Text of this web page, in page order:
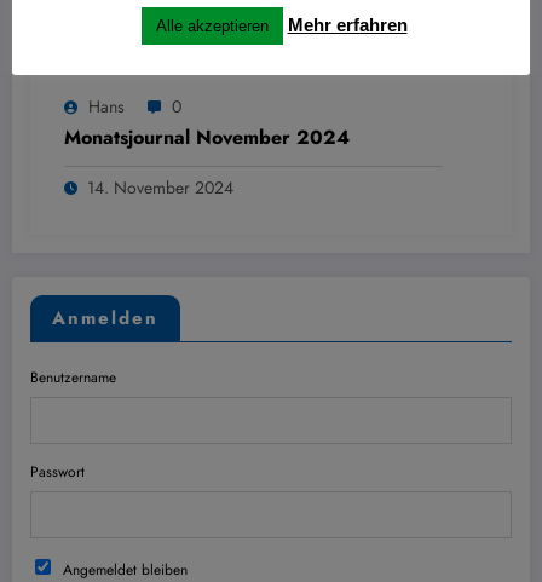
Hans 0
Monatsjournal November 2024
14. November 2024
Anmelden
Benutzername
Passwort
Angemeldet bleiben
Alle akzeptieren Mehr erfahren